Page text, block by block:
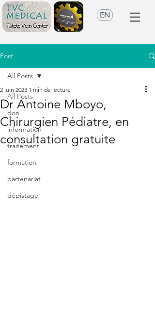
EN
Post
All Posts
don
information
traitement
formation
partenariat
dépistage
All Posts
Dr Antoine Mboyo,
Chirurgien Pédiatre, en
consultation gratuite
2 juin 2023 1 min de lecture